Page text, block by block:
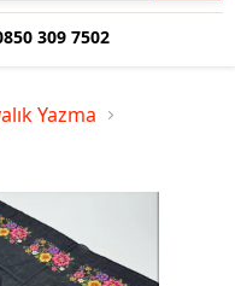
309 7502
Yazma